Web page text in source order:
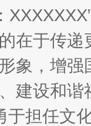
在于传
象，增
建设和
于担任文